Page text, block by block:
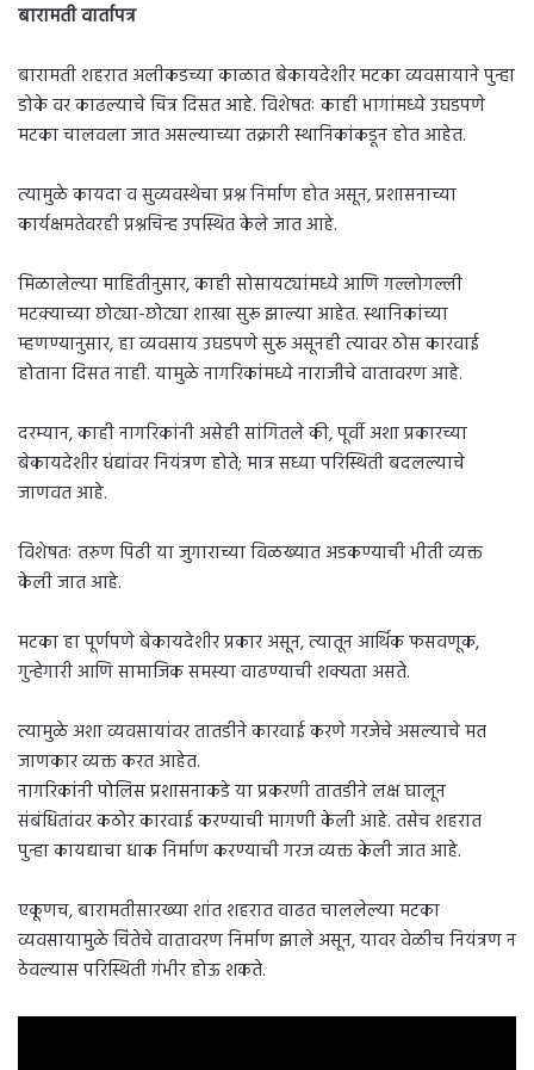
बारामती वार्तापत्र
बारामती शहरात अलीकडच्या काळात बेकायदेशीर मटका व्यवसायाने पुन्हा
डोके वर काढल्याचे चित्र दिसत आहे. विशेषतः काही भागांमध्ये उघडपणे
मटका चालवला जात असल्याच्या तक्रारी स्थानिकांकडून होत आहेत.
त्यामुळे कायदा व सुव्यवस्थेचा प्रश्न निर्माण होत असून, प्रशासनाच्या
कार्यक्षमतेवरही प्रश्नचिन्ह उपस्थित केले जात आहे.
मिळालेल्या माहितीनुसार, काही सोसायट्यांमध्ये आणि गल्लोगल्ली
मटक्याच्या छोट्या-छोट्या शाखा सुरू झाल्या आहेत. स्थानिकांच्या
म्हणण्यानुसार, हा व्यवसाय उघडपणे सुरू असूनही त्यावर ठोस कारवाई
होताना दिसत नाही. यामुळे नागरिकांमध्ये नाराजीचे वातावरण आहे.
दरम्यान, काही नागरिकांनी असेही सांगितले की, पूर्वी अशा प्रकारच्या
बेकायदेशीर धंद्यांवर नियंत्रण होते; मात्र सध्या परिस्थिती बदलल्याचे
जाणवत आहे.
विशेषतः तरुण पिढी या जुगाराच्या विळख्यात अडकण्याची भीती व्यक्त
केली जात आहे.
मटका हा पूर्णपणे बेकायदेशीर प्रकार असून, त्यातून आर्थिक फसवणूक,
गुन्हेगारी आणि सामाजिक समस्या वाढण्याची शक्यता असते.
त्यामुळे अशा व्यवसायांवर तातडीने कारवाई करणे गरजेचे असल्याचे मत
जाणकार व्यक्त करत आहेत.
नागरिकांनी पोलिस प्रशासनाकडे या प्रकरणी तातडीने लक्ष घालून
संबंधितांवर कठोर कारवाई करण्याची मागणी केली आहे. तसेच शहरात
पुन्हा कायद्याचा धाक निर्माण करण्याची गरज व्यक्त केली जात आहे.
एकूणच, बारामतीसारख्या शांत शहरात वाढत चाललेल्या मटका
व्यवसायामुळे चिंतेचे वातावरण निर्माण झाले असून, यावर वेळीच नियंत्रण न
ठेवल्यास परिस्थिती गंभीर होऊ शकते.